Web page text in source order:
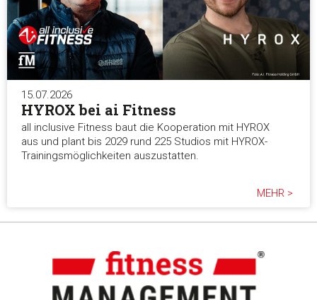
15.07.2026
HYROX bei ai Fitness
all inclusive Fitness baut die Kooperation mit HYROX
aus und plant bis 2029 rund 225 Studios mit HYROX-
Trainingsmöglichkeiten auszustatten.
MEHR >